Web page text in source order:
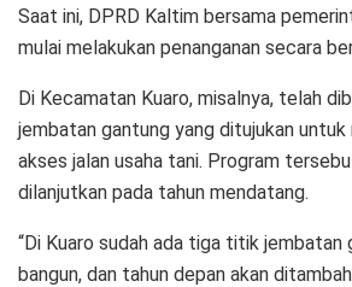
Saat ini, DPRD Kaltim bersama
mulai melakukan penanganan secara
Di Kecamatan Kuaro, misalnya, telah
jembatan gantung yang ditujukan
akses jalan usaha tani. Program
dilanjutkan pada tahun mendatang.
“Di Kuaro sudah ada tiga titik jembatan
bangun, dan tahun depan akan